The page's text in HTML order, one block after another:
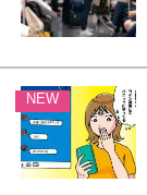
NEW